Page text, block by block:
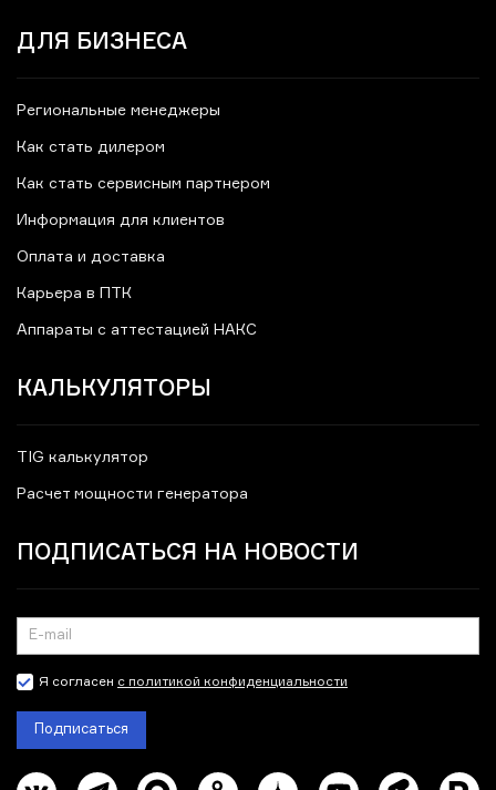
ДЛЯ БИЗНЕСА
Региональные менеджеры
Как стать дилером
Как стать сервисным партнером
Информация для клиентов
Оплата и доставка
Карьера в ПТК
Аппараты с аттестацией НАКС
КАЛЬКУЛЯТОРЫ
TIG калькулятор
Расчет мощности генератора
ПОДПИСАТЬСЯ НА НОВОСТИ
Я согласен с политикой конфиденциальности
Подписаться